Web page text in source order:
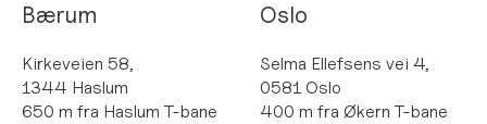
Bærum
Kirkeveien 58,
1344 Haslum
650 m fra Haslum T-bane
Oslo
Selma Ellefsens vei 4,
0581 Oslo
400 m fra Økern T-bane